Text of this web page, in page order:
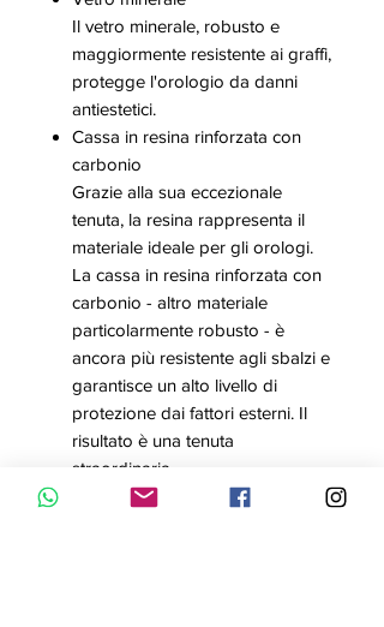
Il vetro minerale, robusto e
maggiormente resistente ai graffi,
protegge l'orologio da danni
antiestetici.
Cassa in resina rinforzata con
carbonio
Grazie alla sua eccezionale
tenuta, la resina rappresenta il
materiale ideale per gli orologi.
La cassa in resina rinforzata con
carbonio - altro materiale
particolarmente robusto - è
ancora più resistente agli sbalzi e
garantisce un alto livello di
protezione dai fattori esterni. Il
risultato è una tenuta
straordinaria.
Cinturino in resina